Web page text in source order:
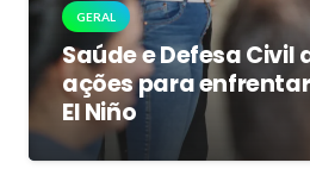
GERAL
Saúde e Defesa Civil
ações para
El Niño